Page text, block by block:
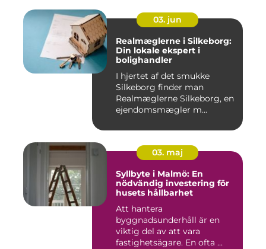
03. jun
Realmæglerne i Silkeborg:
Din lokale ekspert i
bolighandler
I hjertet af det smukke
Silkeborg finder man
Realmæglerne Silkeborg, en
ejendomsmægler m...
03. maj
Syllbyte i Malmö: En
nödvändig investering för
husets hållbarhet
Att hantera
byggnadsunderhåll är en
viktig del av att vara
fastighetsägare. En ofta ...